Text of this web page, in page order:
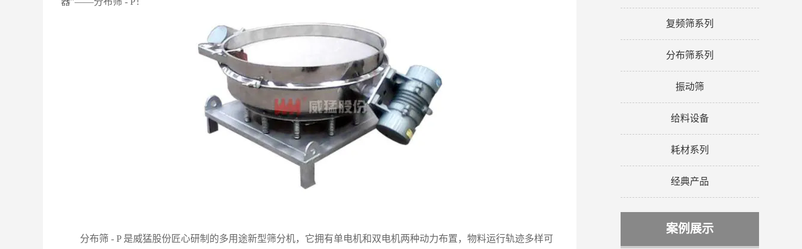
分布筛 - P 是威猛股份匠心研制的多用途新型筛分机，它拥有单电机和双电机两种动力布置，物料运行轨迹多样可
复频筛系列
分布筛系列
振动筛
给料设备
耗材系列
经典产品
案例展示